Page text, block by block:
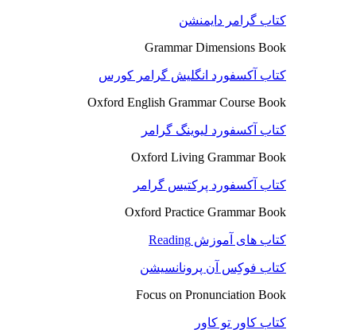
کتاب گرامر دایمنشن
Grammar Dimensions Book
کتاب آکسفورد انگلیش گرامر کورس
Oxford English Grammar Course Book
کتاب آکسفورد لیوینگ گرامر
Oxford Living Grammar Book
کتاب آکسفورد پرکتیس گرامر
Oxford Practice Grammar Book
کتاب های آموزش Reading
کتاب فوکِس آن پرونانسیشن
Focus on Pronunciation Book
کتاب کاور تو کاور